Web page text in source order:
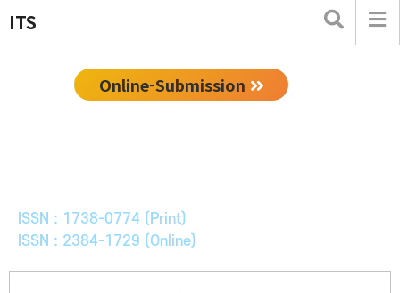
ITS
Online-Submission
ISSN : 1738-0774 (Print)
ISSN : 2384-1729 (Online)